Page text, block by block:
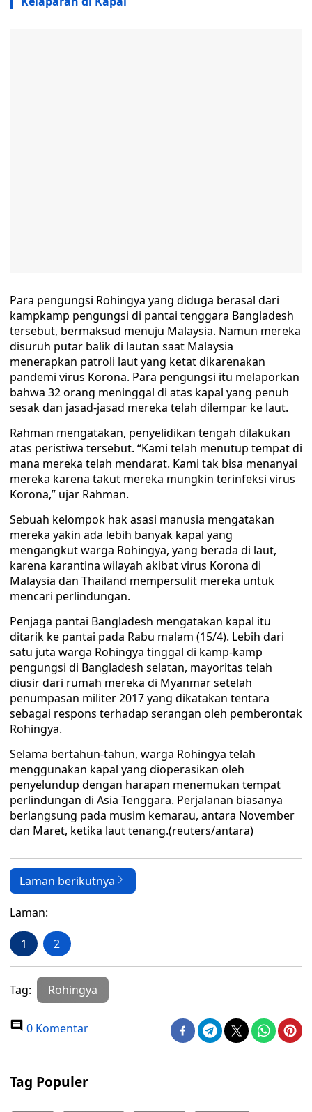
Para pengungsi Rohingya yang diduga berasal dari
kampkamp pengungsi di pantai tenggara Bangladesh
tersebut, bermaksud menuju Malaysia. Namun mereka
disuruh putar balik di lautan saat Malaysia
menerapkan patroli laut yang ketat dikarenakan
pandemi virus Korona. Para pengungsi itu melaporkan
bahwa 32 orang meninggal di atas kapal yang penuh
sesak dan jasad-jasad mereka telah dilempar ke laut.
Rahman mengatakan, penyelidikan tengah dilakukan
atas peristiwa tersebut. “Kami telah menutup tempat di
mana mereka telah mendarat. Kami tak bisa menanyai
mereka karena takut mereka mungkin terinfeksi virus
Korona,” ujar Rahman.
Sebuah kelompok hak asasi manusia mengatakan
mereka yakin ada lebih banyak kapal yang
mengangkut warga Rohingya, yang berada di laut,
karena karantina wilayah akibat virus Korona di
Malaysia dan Thailand mempersulit mereka untuk
mencari perlindungan.
Penjaga pantai Bangladesh mengatakan kapal itu
ditarik ke pantai pada Rabu malam (15/4). Lebih dari
satu juta warga Rohingya tinggal di kamp-kamp
pengungsi di Bangladesh selatan, mayoritas telah
diusir dari rumah mereka di Myanmar setelah
penumpasan militer 2017 yang dikatakan tentara
sebagai respons terhadap serangan oleh pemberontak
Rohingya.
Selama bertahun-tahun, warga Rohingya telah
menggunakan kapal yang dioperasikan oleh
penyelundup dengan harapan menemukan tempat
perlindungan di Asia Tenggara. Perjalanan biasanya
berlangsung pada musim kemarau, antara November
dan Maret, ketika laut tenang.(reuters/antara)
Laman berikutnya
Laman:
1 2
Tag: Rohingya
0 Komentar
Tag Populer